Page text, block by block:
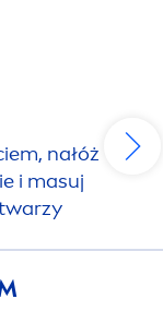
nałóż
i masuj